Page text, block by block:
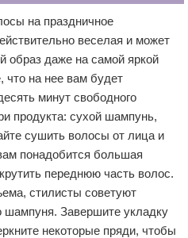
на праздничное
веселая и может
образ даже на самой яркой
что на нее вам будет
минут свободного
продукта: сухой шампунь,
сушить волосы от лица и
понадобится большая
переднюю часть волос.
стилисты советуют
шампуня. Завершите укладку
некоторые пряди, чтобы